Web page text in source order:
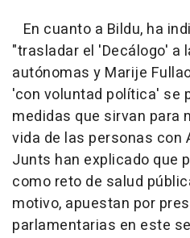
En cuanto a Bildu, ha
"trasladar el 'Decálogo' a
autónomas y Marije
'con voluntad política' se
medidas que sirvan para
vida de las personas con
Junts han explicado que
como reto de salud
motivo, apuestan por
parlamentarias en este